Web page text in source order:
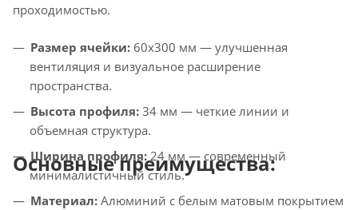
проходимостью.
Размер ячейки: 60x300 мм — улучшенная
вентиляция и визуальное расширение
пространства.
Высота профиля: 34 мм — четкие линии и
объемная структура.
Ширина профиля: 24 мм — современный
минималистичный стиль.
Материал: Алюминий с белым матовым покрытием
Основные преимущества: